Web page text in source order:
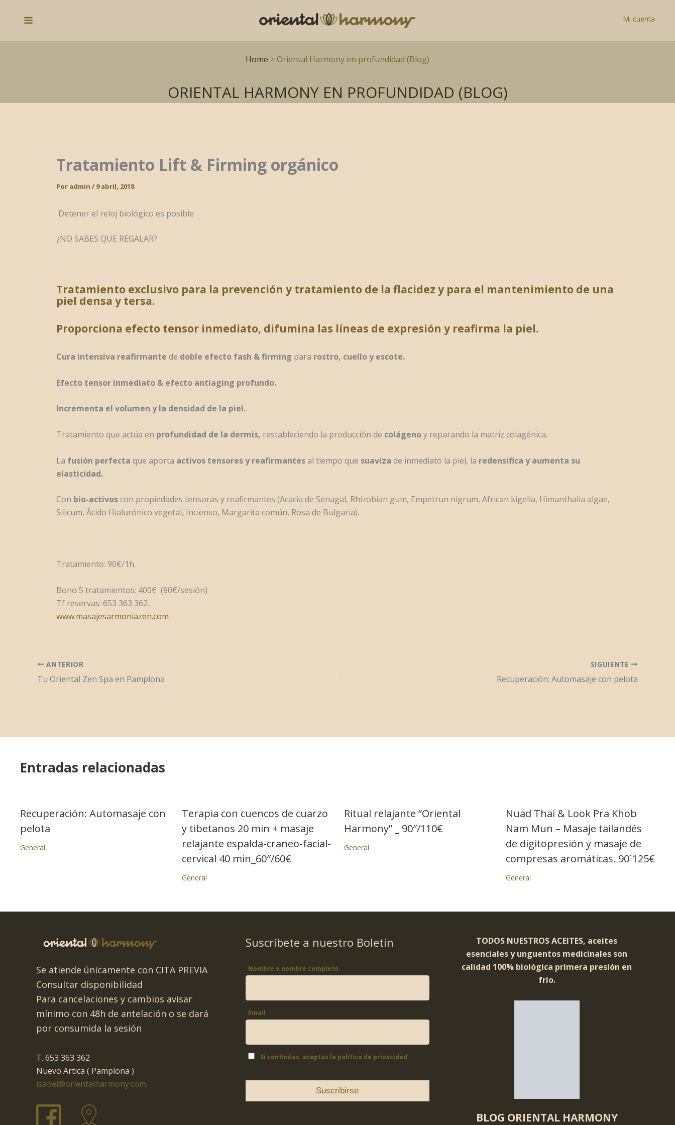
Mi cuenta
Home > Oriental Harmony en profundidad (Blog)
ORIENTAL HARMONY EN PROFUNDIDAD (BLOG)
Tratamiento Lift & Firming orgánico
Por admin / 9 abril, 2018
Detener el reloj biológico es posible
¿NO SABES QUE REGALAR?
Tratamiento exclusivo para la prevención y tratamiento de la flacidez y para el mantenimiento de una
piel densa y tersa.
Proporciona efecto tensor inmediato, difumina las líneas de expresión y reafirma la piel.
Cura intensiva reafirmante de doble efecto fash & firming para rostro, cuello y escote.
Efecto tensor inmediato & efecto antiaging profundo.
Incrementa el volumen y la densidad de la piel.
Tratamiento que actúa en profundidad de la dermis, restableciendo la producción de colágenoy reparando la matriz colagénica.
La fusión perfecta que aporta activos tensores y reafirmantesal tiempo que suaviza de inmediato la piel, la redensifica y aumenta su
elasticidad.
Con bio-activoscon propiedades tensoras y reafirmantes (Acacia de Senagal, Rhizobian gum, Empetrun nigrum, African kigelia, Himanthalia algae,
Silicum, Ácido Hialurónico vegetal, Incienso, Margarita común, Rosa de Bulgaria).
Tratamiento: 90€/1h.
Bono 5 tratamientos: 400€ (80€/sesión)
Tf reservas: 653 363 362.
www.masajesarmoniazen.com
ANTERIOR
Tu Oriental Zen Spa en Pamplona
SIGUIENTE
Recuperación: Automasaje con pelota
Entradas relacionadas
Recuperación: Automasaje con
pelota
General
Terapia con cuencos de cuarzo
y tibetanos 20 min + masaje
relajante espalda-craneo-facial-
cervical 40 min_60″/60€
General
Ritual relajante “Oriental
Harmony” _ 90″/110€
General
Nuad Thai & Look Pra Khob
Nam Mun – Masaje tailandés
de digitopresión y masaje de
compresas aromáticas. 90´125€
General
Se atiende únicamente con CITA PREVIA
Consultar disponibilidad
Para cancelaciones y cambios avisar
mínimo con 48h de antelación o se dará
por consumida la sesión
T. 653 363 362
Nuevo Artica ( Pamplona )
isabel@orientalharmony.com
Suscríbete a nuestro Boletín
Nombre o nombre completo
Email
Si continúas, aceptas la política de privacidad
TODOS NUESTROS ACEITES, aceites
esenciales y unguentos medicinales son
calidad 100% biológica primera presión en
frío.
BLOG ORIENTAL HARMONY